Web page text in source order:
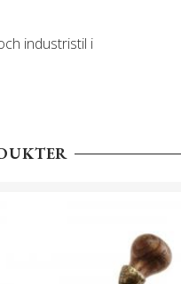
industristil i